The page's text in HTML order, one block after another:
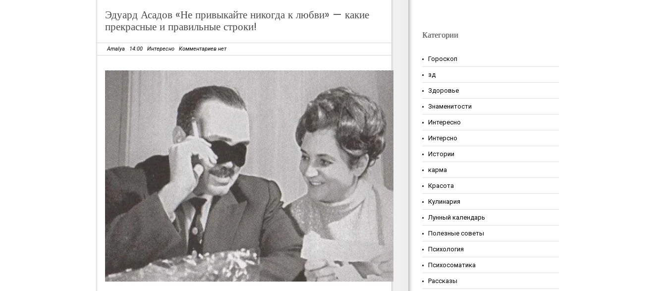
Эдуард Асадов «Не привыкайте никогда к любви» — какие
прекрасные и правильные строки!
Amalya 14:00 Интересно Комментариев нет
Категории
Гороскоп
зд
Здоровье
Знаменитости
Интересно
Интерсно
Истории
карма
Красота
Кулинария
Лунный календарь
Полезные советы
Психология
Психосоматика
Рассказы